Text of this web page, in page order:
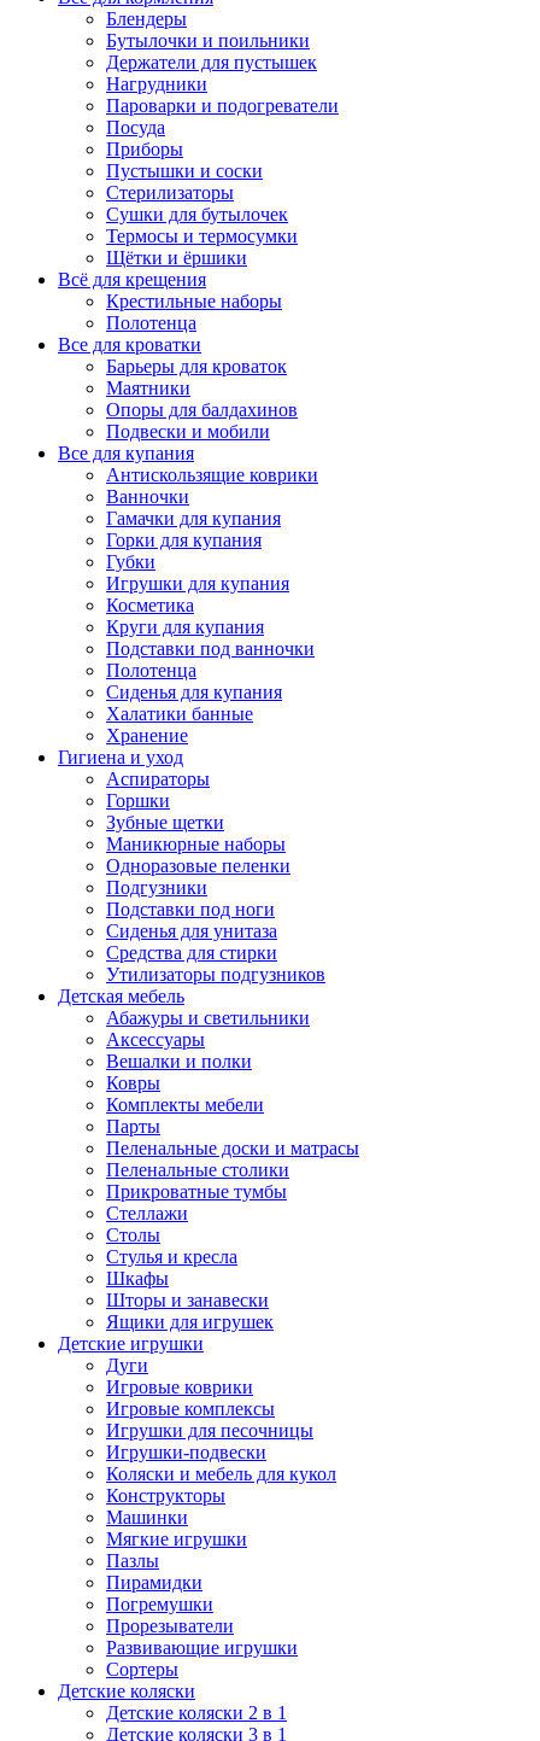
Блендеры
Бутылочки и поильники
Держатели для пустышек
Нагрудники
Пароварки и подогреватели
Посуда
Приборы
Пустышки и соски
Стерилизаторы
Сушки для бутылочек
Термосы и термосумки
Щётки и ёршики
Всё для крещения
Крестильные наборы
Полотенца
Все для кроватки
Барьеры для кроваток
Маятники
Опоры для балдахинов
Подвески и мобили
Все для купания
Антискользящие коврики
Ванночки
Гамачки для купания
Горки для купания
Губки
Игрушки для купания
Косметика
Круги для купания
Подставки под ванночки
Полотенца
Сиденья для купания
Халатики банные
Хранение
Гигиена и уход
Аспираторы
Горшки
Зубные щетки
Маникюрные наборы
Одноразовые пеленки
Подгузники
Подставки под ноги
Сиденья для унитаза
Средства для стирки
Утилизаторы подгузников
Детская мебель
Абажуры и светильники
Аксессуары
Вешалки и полки
Ковры
Комплекты мебели
Парты
Пеленальные доски и матрасы
Пеленальные столики
Прикроватные тумбы
Стеллажи
Столы
Стулья и кресла
Шкафы
Шторы и занавески
Ящики для игрушек
Детские игрушки
Дуги
Игровые коврики
Игровые комплексы
Игрушки для песочницы
Игрушки-подвески
Коляски и мебель для кукол
Конструкторы
Машинки
Мягкие игрушки
Пазлы
Пирамидки
Погремушки
Прорезыватели
Развивающие игрушки
Сортеры
Детские коляски
Детские коляски 2 в 1
Детские коляски 3 в 1